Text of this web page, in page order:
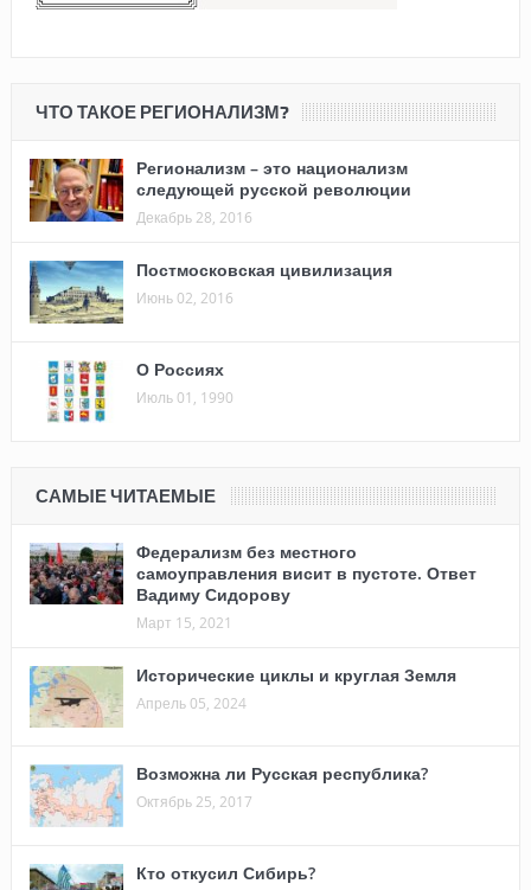
ЧТО ТАКОЕ РЕГИОНАЛИЗМ?
Регионализм – это национализм
следующей русской революции
Декабрь 28, 2016
Постмосковская цивилизация
Июнь 02, 2016
О Россиях
Июль 01, 1990
САМЫЕ ЧИТАЕМЫЕ
Федерализм без местного
самоуправления висит в пустоте. Ответ
Вадиму Сидорову
Март 15, 2021
Исторические циклы и круглая Земля
Апрель 05, 2024
Возможна ли Русская республика?
Октябрь 25, 2017
Кто откусил Сибирь?